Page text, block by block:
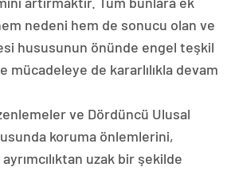
nedeni hem de sonucu olan ve
hususunun önünde engel teşkil
mücadeleye de kararlılıkla devam
ve Dördüncü Ulusal
koruma önlemlerini,
uzak bir şekilde